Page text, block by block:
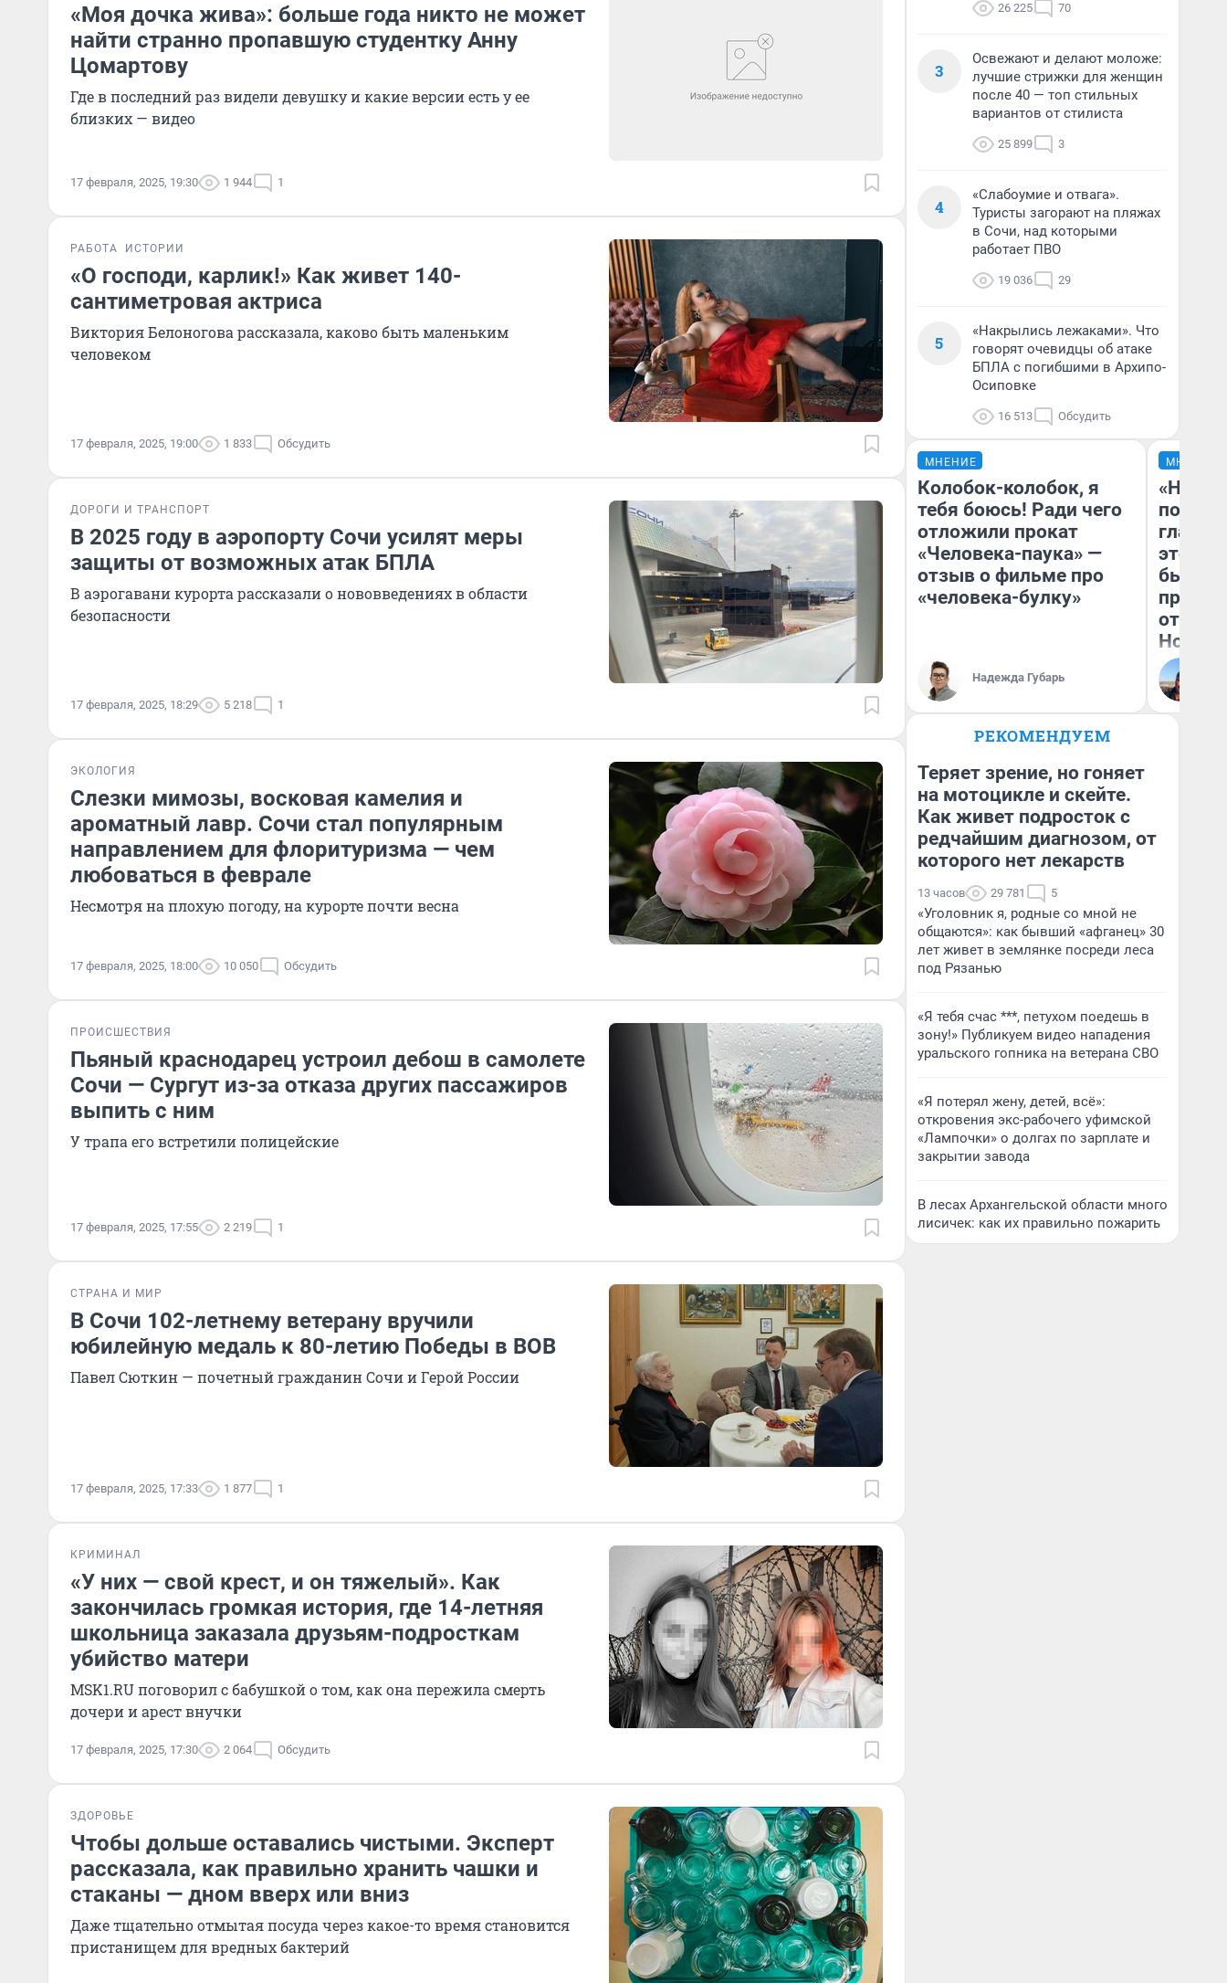
«Моя дочка жива»: больше года никто не может
найти странно пропавшую студентку Анну
Цомартову
Где в последний раз видели девушку и какие версии есть у ее
близких — видео
17 февраля, 2025, 19:30 1 944 1
РАБОТА ИСТОРИИ
«О господи, карлик!» Как живет 140-
сантиметровая актриса
Виктория Белоногова рассказала, каково быть маленьким
человеком
17 февраля, 2025, 19:00 1 833 Обсудить
ДОРОГИ И ТРАНСПОРТ
В 2025 году в аэропорту Сочи усилят меры
защиты от возможных атак БПЛА
В аэрогавани курорта рассказали о нововведениях в области
безопасности
17 февраля, 2025, 18:29 5 218 1
ЭКОЛОГИЯ
Слезки мимозы, восковая камелия и
ароматный лавр. Сочи стал популярным
направлением для флоритуризма — чем
любоваться в феврале
Несмотря на плохую погоду, на курорте почти весна
17 февраля, 2025, 18:00 10 050 Обсудить
ПРОИСШЕСТВИЯ
Пьяный краснодарец устроил дебош в самолете
Сочи — Сургут из-за отказа других пассажиров
выпить с ним
У трапа его встретили полицейские
17 февраля, 2025, 17:55 2 219 1
СТРАНА И МИР
В Сочи 102-летнему ветерану вручили
юбилейную медаль к 80-летию Победы в ВОВ
Павел Сюткин — почетный гражданин Сочи и Герой России
17 февраля, 2025, 17:33 1 877 1
КРИМИНАЛ
«У них — свой крест, и он тяжелый». Как
закончилась громкая история, где 14-летняя
школьница заказала друзьям-подросткам
убийство матери
MSK1.RU поговорил с бабушкой о том, как она пережила смерть
дочери и арест внучки
17 февраля, 2025, 17:30 2 064 Обсудить
ЗДОРОВЬЕ
Чтобы дольше оставались чистыми. Эксперт
рассказала, как правильно хранить чашки и
стаканы — дном вверх или вниз
Даже тщательно отмытая посуда через какое-то время становится
пристанищем для вредных бактерий
26 225 70
3
Освежают и делают моложе:
лучшие стрижки для женщин
после 40 — топ стильных
вариантов от стилиста
25 899 3
4
«Слабоумие и отвага».
Туристы загорают на пляжах
в Сочи, над которыми
работает ПВО
19 036 29
5
«Накрылись лежаками». Что
говорят очевидцы об атаке
БПЛА с погибшими в Архипо-
Осиповке
16 513 Обсудить
МНЕНИЕ
Колобок-колобок, я
тебя боюсь! Ради чего
отложили прокат
«Человека-паука» —
отзыв о фильме про
«человека-булку»
Надежда Губарь
МНЕНИЕ
этого
бьет
отзыв
Нолана
РЕКОМЕНДУЕМ
Теряет зрение, но гоняет
на мотоцикле и скейте.
Как живет подросток с
редчайшим диагнозом, от
которого нет лекарств
13 часов 29 781 5
«Уголовник я, родные со мной не
общаются»: как бывший «афганец» 30
лет живет в землянке посреди леса
под Рязанью
«Я тебя счас ***, петухом поедешь в
зону!» Публикуем видео нападения
уральского гопника на ветерана СВО
«Я потерял жену, детей, всё»:
откровения экс-рабочего уфимской
«Лампочки» о долгах по зарплате и
закрытии завода
В лесах Архангельской области много
лисичек: как их правильно пожарить